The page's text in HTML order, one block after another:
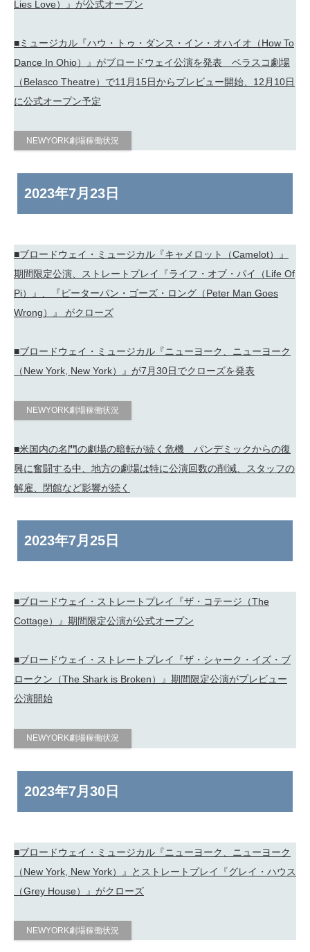
Lies Love）』が公式オープン
■ミュージカル『ハウ・トゥ・ダンス・イン・オハイオ（How To
Dance In Ohio）』がブロードウェイ公演を発表 ベラスコ劇場
（Belasco Theatre）で11月15日からプレビュー開始、12月10日
に公式オープン予定
NEWYORK劇場稼働状況
2023年7月23日
■ブロードウェイ・ミュージカル『キャメロット（Camelot）』
期間限定公演、ストレートプレイ『ライフ・オブ・パイ（Life Of
Pi）』、『ピーターパン・ゴーズ・ロング（Peter Man Goes
Wrong）』 がクローズ
■ブロードウェイ・ミュージカル『ニューヨーク、ニューヨーク
（New York, New York）』が7月30日でクローズを発表
NEWYORK劇場稼働状況
■米国内の名門の劇場の暗転が続く危機 パンデミックからの復
興に奮闘する中、地方の劇場は特に公演回数の削減、スタッフの
解雇、閉館など影響が続く
2023年7月25日
■ブロードウェイ・ストレートプレイ『ザ・コテージ（The
Cottage）』期間限定公演が公式オープン
■ブロードウェイ・ストレートプレイ『ザ・シャーク・イズ・ブ
ロークン（The Shark is Broken）』期間限定公演がプレビュー
公演開始
NEWYORK劇場稼働状況
2023年7月30日
■ブロードウェイ・ミュージカル『ニューヨーク、ニューヨーク
（New York, New York）』とストレートプレイ『グレイ・ハウス
（Grey House）』がクローズ
NEWYORK劇場稼働状況